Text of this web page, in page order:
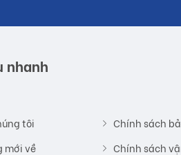
nhanh
tôi
mới về
Chính sách
Chính sách